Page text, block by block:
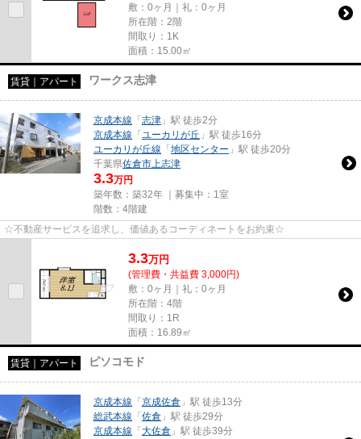
敷：0ヶ月｜礼：0ヶ月
所在階：2階
間取り：1K
面積：15.00㎡
賃貸｜アパート ワークス志津
京成本線 「 志津 」駅 徒歩2分
京成本線 「 ユーカリが丘 」駅 徒歩16分
ユーカリが丘線 「 地区センター 」駅 徒歩20分
千葉県佐倉市上志津
3.3万円
築年数：築32年 ｜募集中： 1室
階数：4階建
☆不動産サービスを追求し、価値あるコーディネートをお約束☆
3.3万円
(管理費・共益費 3,000円)
敷：0ヶ月｜礼：0ヶ月
所在階：4階
間取り：1R
面積：16.89㎡
賃貸｜アパート ピソコモド
京成本線 「 京成佐倉 」駅 徒歩13分
総武本線 「 佐倉 」駅 徒歩29分
京成本線 「 大佐倉 」駅 徒歩39分